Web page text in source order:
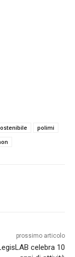
polimi
prossimo articolo
celebra 10